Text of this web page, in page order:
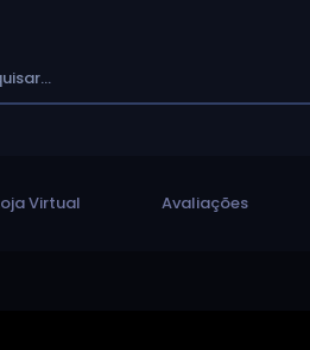
Virtual Avaliações